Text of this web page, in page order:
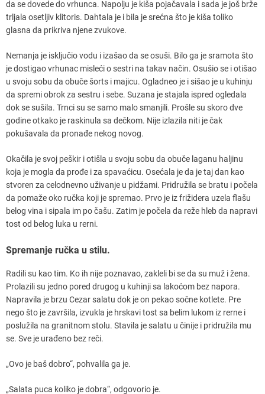
da se dovede do vrhunca. Napolju je kiša pojačavala i sada je još brže
trljala osetljiv klitoris. Dahtala je i bila je srećna što je kiša toliko
glasna da prikriva njene zvukove.
Nemanja je isključio vodu i izašao da se osuši. Bilo ga je sramota što
je dostigao vrhunac misleći o sestri na takav način. Osušio se i otišao
u svoju sobu da obuče šorts i majicu. Ogladneo je i sišao je u kuhinju
da spremi obrok za sestru i sebe. Suzana je stajala ispred ogledala
dok se sušila. Trnci su se samo malo smanjili. Prošle su skoro dve
godine otkako je raskinula sa dečkom. Nije izlazila niti je čak
pokušavala da pronađe nekog novog.
Okačila je svoj peškir i otišla u svoju sobu da obuče laganu haljinu
koja je mogla da prođe i za spavaćicu. Osećala je da je taj dan kao
stvoren za celodnevno uživanje u pidžami. Pridružila se bratu i počela
da pomaže oko ručka koji je spremao. Prvo je iz frižidera uzela flašu
belog vina i sipala im po čašu. Zatim je počela da reže hleb da napravi
tost od belog luka u rerni.
Spremanje ručka u stilu.
Radili su kao tim. Ko ih nije poznavao, zakleli bi se da su muž i žena.
Prolazili su jedno pored drugog u kuhinji sa lakoćom bez napora.
Napravila je brzu Cezar salatu dok je on pekao sočne kotlete. Pre
nego što je završila, izvukla je hrskavi tost sa belim lukom iz rerne i
poslužila na granitnom stolu. Stavila je salatu u činije i pridružila mu
se. Sve je urađeno bez reči.
„Ovo je baš dobro“, pohvalila ga je.
„Salata puca koliko je dobra“, odgovorio je.